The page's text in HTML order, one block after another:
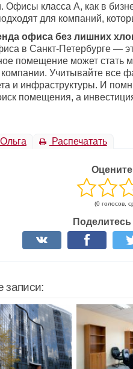
Офисы класса A, как в
для компаний,
офиса без лишних
в Санкт-Петербурге —
помещение может стать
компании. Учитывайте все
и инфраструктуры. И
помещения, а
Ольга Распечатать
(0 голосов,
записи: